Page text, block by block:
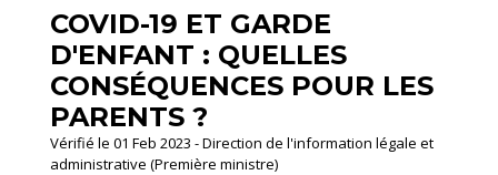
COVID-19 ET GARDE
D'ENFANT : QUELLES
CONSÉQUENCES POUR LES
PARENTS ?
Vérifié le 01 Feb 2023 - Direction de l'information légale et
administrative (Première ministre)